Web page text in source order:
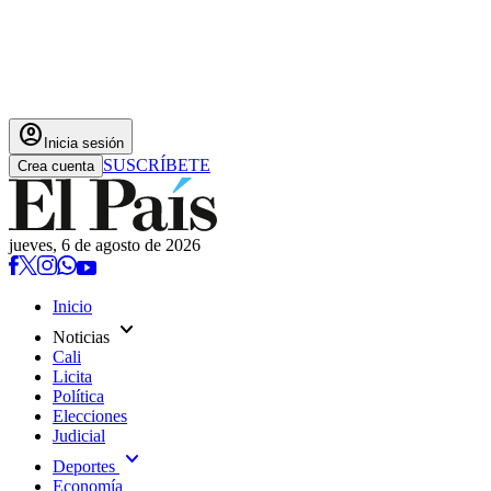
account_circle Inicia sesión
Crea cuenta SUSCRÍBETE
jueves, 6 de agosto de 2026
Inicio
Noticias expand_more
Cali
Licita
Política
Elecciones
Judicial
Deportes expand_more
Economía